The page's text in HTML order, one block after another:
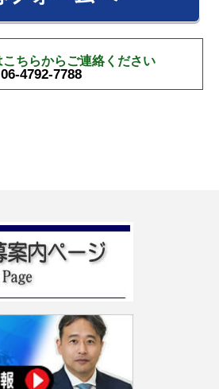
ちらからご連絡ください
06-4792-7788